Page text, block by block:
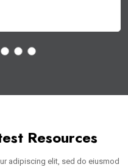
Resources
adipiscing elit, sed do eiusmod